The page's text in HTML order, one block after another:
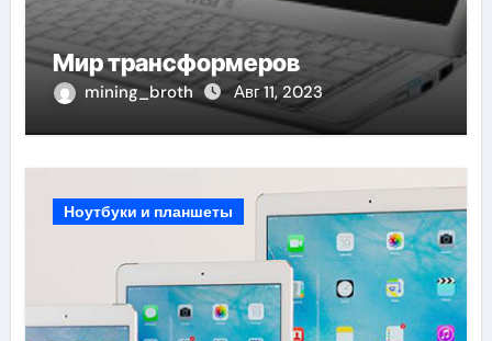
Мир трансформеров
mining_broth Авг 11, 2023
Ноутбуки и планшеты